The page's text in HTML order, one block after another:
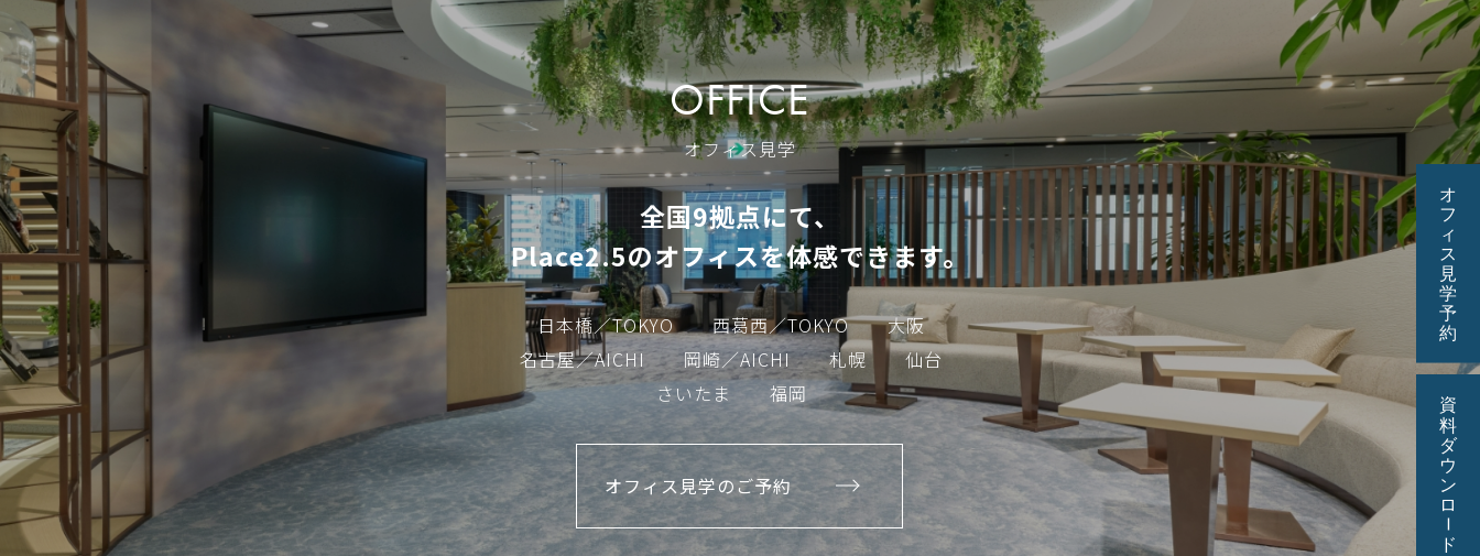
OFFICE
オフィス見学
全国9拠点にて、
Place2.5のオフィスを体感できます。
日本橋／TOKYO 西葛西／TOKYO
大阪
名古屋／AICHI
岡崎／AICHI 札幌
仙台
さいたま
福岡
オフィス見学のご予約